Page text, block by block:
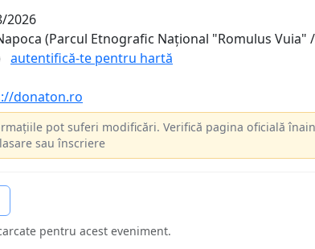
2026
(Parcul Etnografic Național "Romulus Vuia"
autentifică-te pentru hartă
donaton.ro
pot suferi modificări. Verifică pagina oficială
sau înscriere
pentru acest eveniment.